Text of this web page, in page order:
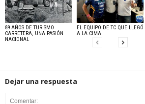
89 AÑOS DE TURISMO
CARRETERA, UNA PASIÓN
NACIONAL
EL EQUIPO DE TC QUE LLEGÓ
A LA CIMA
Dejar una respuesta